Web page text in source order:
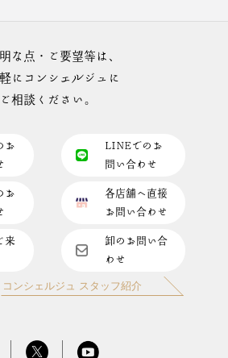
な点・ご要望等は、
にコンシェルジュに
ご相談ください。
お
LINEでのお
問い合わせ
お
各店舗へ直接
お問い合わせ
来
卸のお問い合
わせ
コンシェルジュ スタッフ紹介